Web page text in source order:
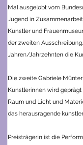
Mal ausgelobt vom
Jugend in
Künstler und
der zweiten
Jahren/Jahrzehnten die
Die zweite Gabriele
Künstlerinnen wird
Raum und Licht und
das herausragende
Preisträgerin ist die